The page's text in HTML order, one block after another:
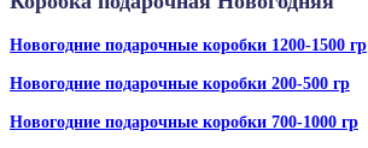
Новогодние подарочные коробки 1200-1500 гр
Новогодние подарочные коробки 200-500 гр
Новогодние подарочные коробки 700-1000 гр